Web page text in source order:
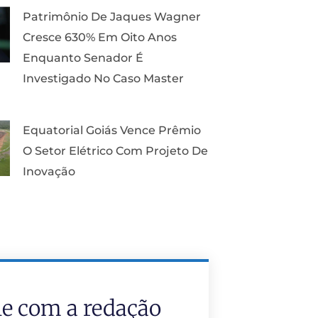
Patrimônio De Jaques Wagner
Cresce 630% Em Oito Anos
Enquanto Senador É
Investigado No Caso Master
Equatorial Goiás Vence Prêmio
O Setor Elétrico Com Projeto De
Inovação
com a redação